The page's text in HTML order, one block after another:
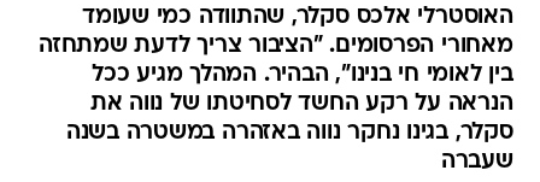
האוסטרלי אלכס סקלר, שהתוודה כמי שעומד
מאחורי הפרסומים. "הציבור צריך לדעת שמתחזה
בין לאומי חי בנינו", הבהיר. המהלך מגיע ככל
הנראה על רקע החשד לסחיטתו של נווה את
סקלר, בגינו נחקר נווה באזהרה במשטרה בשנה
שעברה